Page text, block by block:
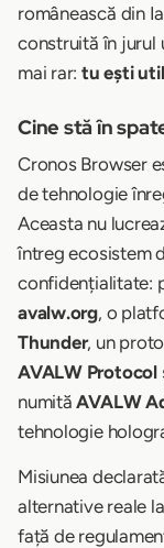
românească din
construită în jurul
mai rar:tu ești
Cine stă în
Cronos Browser
de tehnologie
Aceasta nu
întreg ecosistem
confidențialitate:
avalw.org, o
Thunder, un
AVALW Protocol
numităAVALW
tehnologie
Misiunea
alternative reale
față de